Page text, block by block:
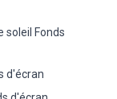
soleil Fonds
d'écran